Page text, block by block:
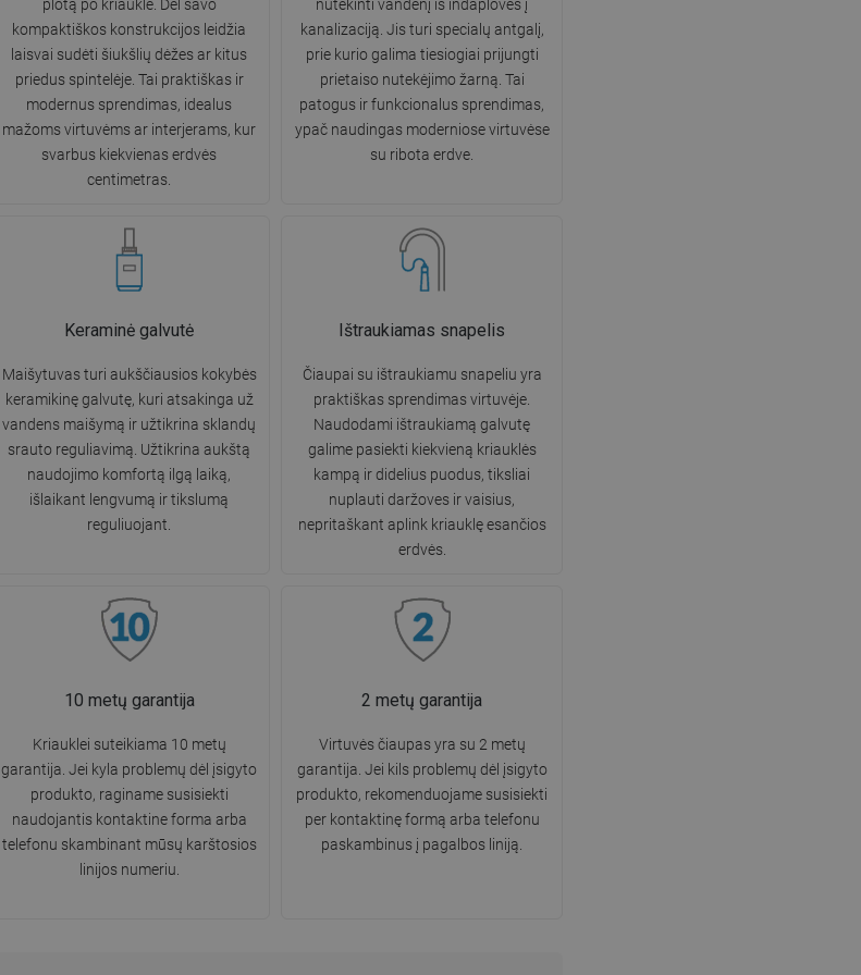
plotą po kriaukle. Dėl savo
kompaktiškos konstrukcijos leidžia
laisvai sudėti šiukšlių dėžes ar kitus
priedus spintelėje. Tai praktiškas ir
modernus sprendimas, idealus
mažoms virtuvėms ar interjerams, kur
svarbus kiekvienas erdvės
centimetras.
nutekinti vandenį iš indaplovės į
kanalizaciją. Jis turi specialų antgalį,
prie kurio galima tiesiogiai prijungti
prietaiso nutekėjimo žarną. Tai
patogus ir funkcionalus sprendimas,
ypač naudingas moderniose virtuvėse
su ribota erdve.
Keraminė galvutė
Maišytuvas turi aukščiausios kokybės
keramikinę galvutę, kuri atsakinga už
vandens maišymą ir užtikrina sklandų
srauto reguliavimą. Užtikrina aukštą
naudojimo komfortą ilgą laiką,
išlaikant lengvumą ir tikslumą
reguliuojant.
Ištraukiamas snapelis
Čiaupai su ištraukiamu snapeliu yra
praktiškas sprendimas virtuvėje.
Naudodami ištraukiamą galvutę
galime pasiekti kiekvieną kriauklės
kampą ir didelius puodus, tiksliai
nuplauti daržoves ir vaisius,
nepritaškant aplink kriauklę esančios
erdvės.
10 metų garantija
Kriauklei suteikiama 10 metų
garantija. Jei kyla problemų dėl įsigyto
produkto, raginame susisiekti
naudojantis kontaktine forma arba
telefonu skambinant mūsų karštosios
linijos numeriu.
2 metų garantija
Virtuvės čiaupas yra su 2 metų
garantija. Jei kils problemų dėl įsigyto
produkto, rekomenduojame susisiekti
per kontaktinę formą arba telefonu
paskambinus į pagalbos liniją.
SWEDISH
FINNISH
PORTUGUESE